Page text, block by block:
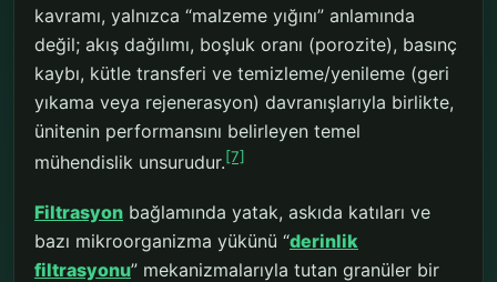
kavramı, yalnızca “malzeme yığını” anlamında
değil; akış dağılımı, boşluk oranı (porozite), basınç
kaybı, kütle transferi ve temizleme/yenileme (geri
yıkama veya rejenerasyon) davranışlarıyla birlikte,
ünitenin performansını belirleyen temel
mühendislik unsurudur.[7]
Filtrasyon bağlamında yatak, askıda katıları ve
bazı mikroorganizma yükünü “derinlik
filtrasyonu” mekanizmalarıyla tutan granüler bir